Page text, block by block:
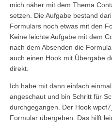
mich näher mit dem Thema
setzen. Die Aufgabe bestand
Formulars noch etwas mit den
Keine leichte Aufgabe mit dem
nach dem Absenden die
auch einen Hook mit Übergabe
direkt.
Ich habe mit dann einfach
angeschaut und bin Schritt für
durchgegangen. Der Hook
Formular übergeben. Das hilft